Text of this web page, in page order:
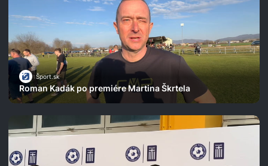
Šport.sk
Roman Kadák po premiére Martina Škrtela